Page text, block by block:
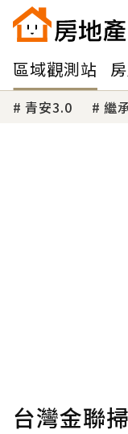
區域觀測站
青安3.0 繼
台灣金聯